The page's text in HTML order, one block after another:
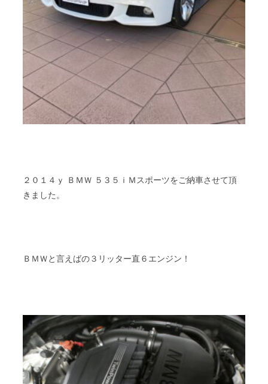
２０１４ｙ ＢＭＷ ５３５ｉＭスポーツをご納車させて頂
きました。
ＢＭＷと言えばの３リッター直６エンジン！